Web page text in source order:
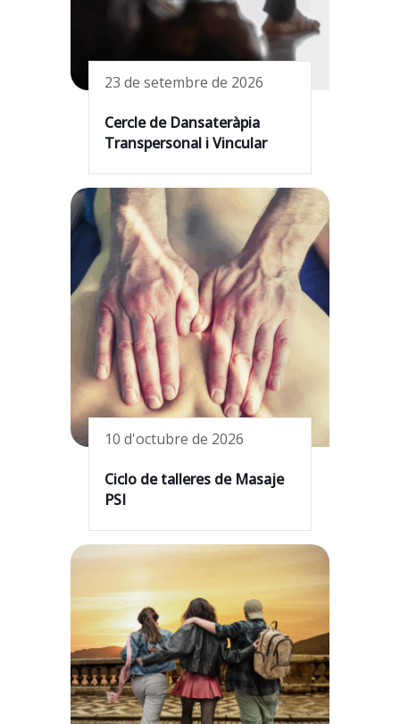
23 de setembre de 2026
Cercle de Dansateràpia
Transpersonal i Vincular
10 d'octubre de 2026
Ciclo de talleres de Masaje
PSI